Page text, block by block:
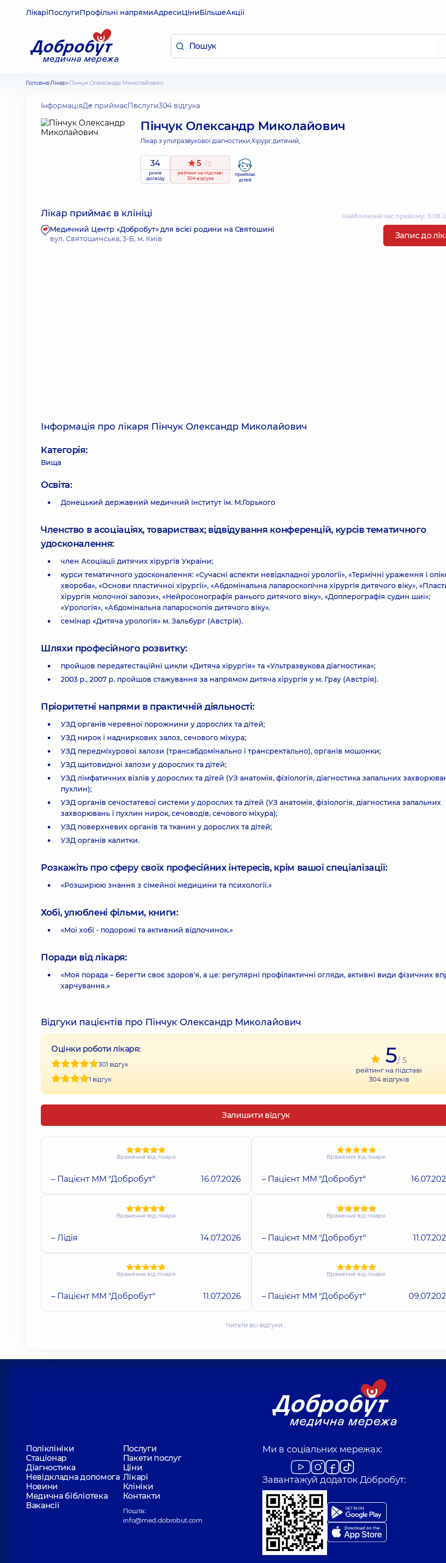
ЛікаріПослугиПрофільні напрямиАдресиЦіниБільшеАкції
Головна Лікарі Пінчук Олександр Миколайович
ІнформаціяДе приймаєПослуги304 відгука
Пінчук Олександр Миколайович
Лікар з ультразвукової діагностики;Хірург дитячий;
34
років
досвіду
5 / 5
рейтингна підставі
304 відгука
приймає
дітей
Лікар приймає в клініці Найближчий час прийому:
Медичний Центр «Добробут» для всієї родини на Святошині
вул. Святошинська, 3-Б, м. Київ
Запис до
Інформація про лікаря Пінчук Олександр Миколайович
Категорія:
Вища
Освіта:
Донецький державний медичний інститут ім. М.Горького
Членство в асоціаціях, товариствах; відвідування конференцій, курсів тематичного
удосконалення:
член Асоціації дитячих хірургів України;
курси тематичного удосконалення: «Сучасні аспекти невідкладної урології», «Термічні ураження і
хвороба», «Основи пластичної хірургії», «Абдомінальна лапароскопічна хірургія дитячого віку»,
хірургія молочної залози», «Нейросонографія ранього дитячого віку», «Доплерографія судин шиї»;
«Урологія», «Абдомінальна лапароскопія дитячого віку».
семінар «Дитяча урологія» м. Зальбург (Австрія).
Шляхи професійного розвитку:
пройшов передатестаційні цикли «Дитяча хірургія» та «Ультразвукова діагностика»;
2003 р., 2007 р. пройшов стажування за напрямом дитяча хірургія у м. Грау (Австрія).
Пріоритетні напрями в практичній діяльності:
УЗД органів черевної порожнини у дорослих та дітей;
УЗД нирок і надниркових залоз, сечового міхура;
УЗД передміхурової залози (трансабдомінально і трансректально), органів мошонки;
УЗД щитовидної залози у дорослих та дітей;
УЗД лімфатичних візлів у дорослих та дітей (УЗ анатомія, фізіологія, діагностика запальних
пухлин);
УЗД органів сечостатевої системи у дорослих та дітей (УЗ анатомія, фізіологія, діагностика запальних
захворювань і пухлин нирок, сечоводів, сечового міхура);
УЗД поверхневих органів та тканин у дорослих та дітей;
УЗД органів калитки.
Розкажіть про сферу своїх професійних інтересів, крім вашої спеціалізації:
«Розширюю знання з сімейної медицини та психології.»
Хобі, улюблені фільми, книги:
«Мої хобі - подорожі та активний відпочинок.»
Поради від лікаря:
«Моя порада – берегти своє здоров’я, а це: регулярні профілактичні огляди, активні види фізичних
харчування.»
Відгуки пацієнтів про Пінчук Олександр Миколайович
Оцінки роботи лікаря:
301 відгук
1 відгук
5/ 5
рейтинг на підставі
304відгуків
Залишити відгук
Враження від лікаря
– Пацієнт ММ "Добробут" 16.07.2026
Враження від лікаря
– Пацієнт ММ "Добробут"
Враження від лікаря
– Лідія 14.07.2026
Враження від лікаря
– Пацієнт ММ "Добробут"
Враження від лікаря
– Пацієнт ММ "Добробут" 11.07.2026
Враження від лікаря
– Пацієнт ММ "Добробут"
Читати всі відгуки…
Поліклініки
Послуги
Стаціонар
Пакети послуг
Діагностика
Ціни
Невідкладна допомога Лікарі
Новини
Клініки
Медична бібліотека
Контакти
Вакансії
Пошта:
info@med.dobrobut.com
Ми в соціальних мережах:
Завантажуй додаток Добробут: